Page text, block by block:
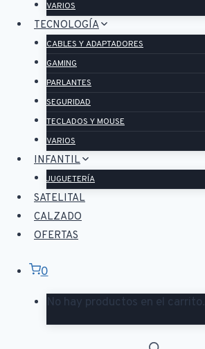
VARIOS
TECNOLOGÍA
CABLES Y ADAPTADORES
GAMING
PARLANTES
SEGURIDAD
TECLADOS Y MOUSE
VARIOS
INFANTIL
JUGUETERÍA
SATELITAL
CALZADO
OFERTAS
0
No hay productos en el carrito.